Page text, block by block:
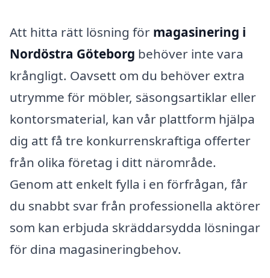
Att hitta rätt lösning för magasinering i
Nordöstra Göteborg behöver inte vara
krångligt. Oavsett om du behöver extra
utrymme för möbler, säsongsartiklar eller
kontorsmaterial, kan vår plattform hjälpa
dig att få tre konkurrenskraftiga offerter
från olika företag i ditt närområde.
Genom att enkelt fylla i en förfrågan, får
du snabbt svar från professionella aktörer
som kan erbjuda skräddarsydda lösningar
för dina magasineringbehov.